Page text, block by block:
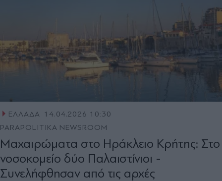
ΕΛΛΑΔΑ 14.04.2026 10:30
PARAPOLITIKA NEWSROOM
Μαχαιρώματα στο Ηράκλειο Κρήτης: Στο
νοσοκομείο δύο Παλαιστίνιοι -
Συνελήφθησαν από τις αρχές